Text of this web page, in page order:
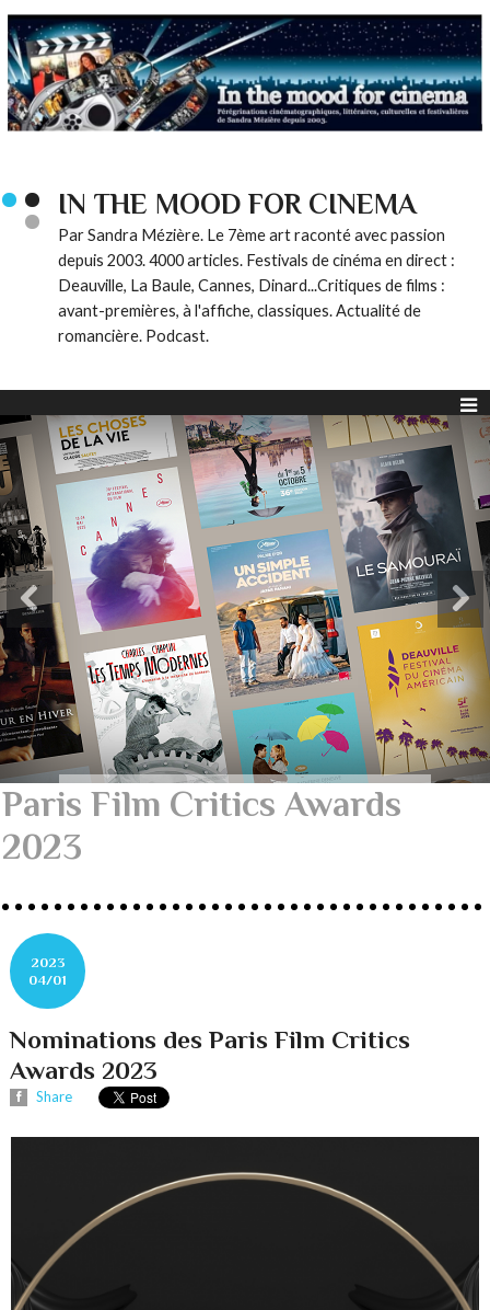
IN THE MOOD FOR CINEMA
Par Sandra Mézière. Le 7ème art raconté avec passion
depuis 2003. 4000 articles. Festivals de cinéma en direct :
Deauville, La Baule, Cannes, Dinard...Critiques de films :
avant-premières, à l'affiche, classiques. Actualité de
romancière. Podcast.
Paris Film Critics Awards
2023
2023
04/01
Nominations des Paris Film Critics
Awards 2023
Share